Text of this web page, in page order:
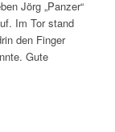
Jörg „Panzer“
Im Tor stand
den Finger
Gute